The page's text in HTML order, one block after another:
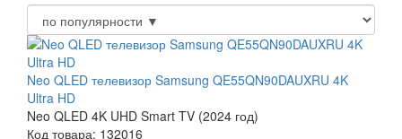
Neo QLED телевизор Samsung QE55QN90DAUXRU 4K
Ultra HD
Neo QLED 4K UHD Smart TV (2024 год)
Код товара: 132016